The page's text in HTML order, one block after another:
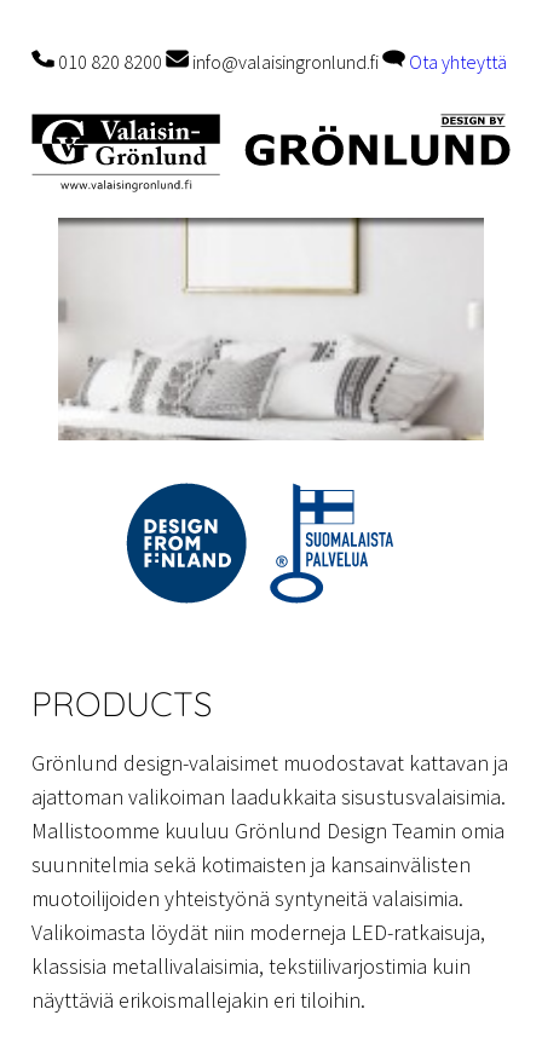
010 820 8200 info@valaisingronlund.fi Ota yhteyttä
PRODUCTS
Grönlund design-valaisimet muodostavat kattavan ja
ajattoman valikoiman laadukkaita sisustusvalaisimia.
Mallistoomme kuuluu Grönlund Design Teamin omia
suunnitelmia sekä kotimaisten ja kansainvälisten
muotoilijoiden yhteistyönä syntyneitä valaisimia.
Valikoimasta löydät niin moderneja LED-ratkaisuja,
klassisia metallivalaisimia, tekstiilivarjostimia kuin
näyttäviä erikoismallejakin eri tiloihin.